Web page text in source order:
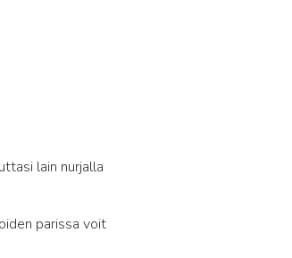
lain nurjalla
parissa voit